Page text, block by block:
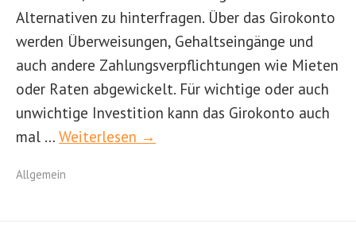
Alternativen zu hinterfragen. Über das Girokonto
werden Überweisungen, Gehaltseingänge und
auch andere Zahlungsverpflichtungen wie Mieten
oder Raten abgewickelt. Für wichtige oder auch
unwichtige Investition kann das Girokonto auch
mal … Weiterlesen →
Allgemein